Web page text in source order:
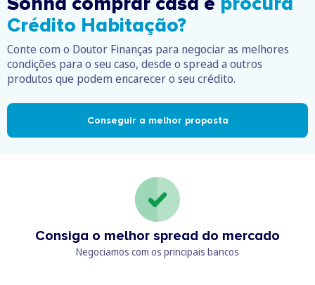
Crédito Habitação?
Conte com o Doutor Finanças para negociar as melhores
condições para o seu caso, desde o spread a outros
produtos que podem encarecer o seu crédito.
Conseguir a melhor proposta
Consiga o melhor spread do mercado
Negociamos com os principais bancos